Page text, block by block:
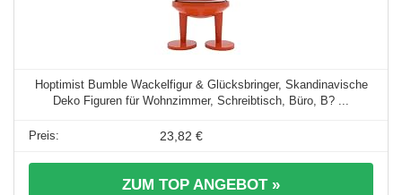
Hoptimist Bumble Wackelfigur & Glücksbringer, Skandinavische
Deko Figuren für Wohnzimmer, Schreibtisch, Büro, B? ...
23,82 €
ZUM TOP ANGEBOT »